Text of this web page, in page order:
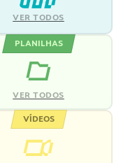
VER TODOS
PLANILHAS
VER TODOS
VÍDEOS